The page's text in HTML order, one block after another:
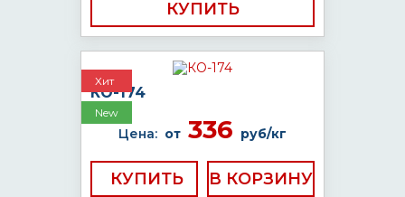
КУПИТЬ
Хит
New
КО-174
Цена: от 336 руб/кг
КУПИТЬ